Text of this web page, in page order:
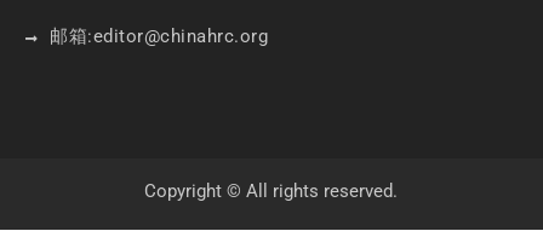
邮箱:editor@chinahrc.org
Copyright © All rights reserved.